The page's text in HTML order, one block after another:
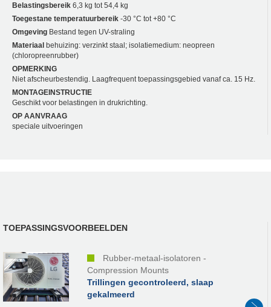
Belastingsbereik 6,3 kg tot 54,4 kg
Toegestane temperatuurbereik -30 °C tot +80 °C
Omgeving Bestand tegen UV-straling
Materiaal behuizing: verzinkt staal; isolatiemedium: neopreen
(chloropreenrubber)
OPMERKING
Niet afscheurbestendig. Laagfrequent toepassingsgebied vanaf ca. 15 Hz.
MONTAGEINSTRUCTIE
Geschikt voor belastingen in drukrichting.
OP AANVRAAG
speciale uitvoeringen
TOEPASSINGSVOORBEELDEN
Rubber-metaal-isolatoren -
Compression Mounts
Trillingen gecontroleerd, slaap
gekalmeerd